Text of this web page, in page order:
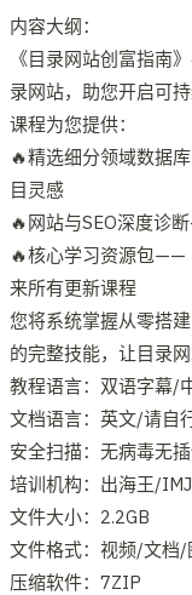
内容大纲：
《目录网站创富指南
录网站，助您开启可持
课程为您提供：
🔥精选细分领域数据
目灵感
🔥网站与SEO深度诊
🔥核心学习资源包——
来所有更新课程
您将系统掌握从零搭
的完整技能，让目录
教程语言：双语字幕/
文档语言：英文/请自
安全扫描：无病毒无
培训机构：出海王/
文件大小：2.2GB
文件格式：视频/文档/
压缩软件：7ZIP